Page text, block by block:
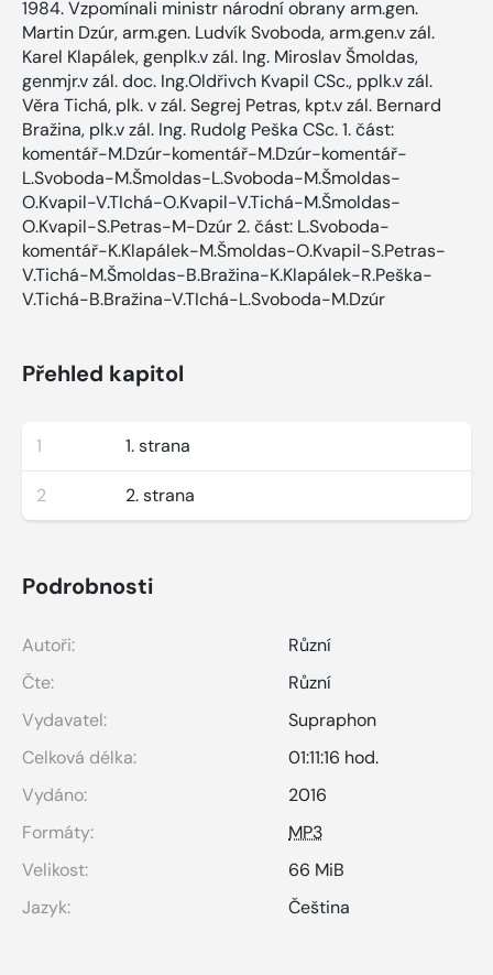
1984. Vzpomínali ministr národní obrany arm.gen.
Martin Dzúr, arm.gen. Ludvík Svoboda, arm.gen.v zál.
Karel Klapálek, genplk.v zál. Ing. Miroslav Šmoldas,
genmjr.v zál. doc. Ing.Oldřivch Kvapil CSc., pplk.v zál.
Věra Tichá, plk. v zál. Segrej Petras, kpt.v zál. Bernard
Bražina, plk.v zál. Ing. Rudolg Peška CSc. 1. část:
komentář-M.Dzúr-komentář-M.Dzúr-komentář-
L.Svoboda-M.Šmoldas-L.Svoboda-M.Šmoldas-
O.Kvapil-V.TIchá-O.Kvapil-V.Tichá-M.Šmoldas-
O.Kvapil-S.Petras-M-Dzúr 2. část: L.Svoboda-
komentář-K.Klapálek-M.Šmoldas-O.Kvapil-S.Petras-
V.Tichá-M.Šmoldas-B.Bražina-K.Klapálek-R.Peška-
V.Tichá-B.Bražina-V.TIchá-L.Svoboda-M.Dzúr
Přehled kapitol
1 1. strana
2 2. strana
Podrobnosti
Autoři:
Různí
Čte:
Různí
Vydavatel:
Supraphon
Celková délka:
01:11:16 hod.
Vydáno:
2016
Formáty:
MP3
Velikost:
66 MiB
Jazyk:
Čeština